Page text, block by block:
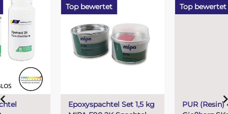
Top bewertet
Epoxyspachtel Set 1,5 kg
PUR (Resin) 4 Minuten